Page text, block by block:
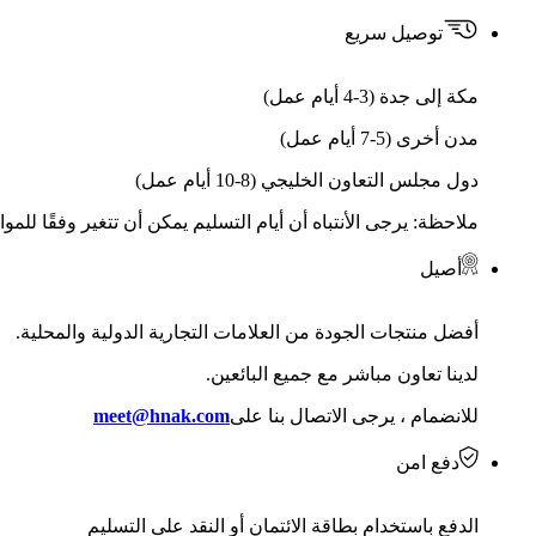
توصيل سريع
مكة إلى جدة (3-4 أيام عمل)
مدن أخرى (5-7 أيام عمل)
دول مجلس التعاون الخليجي (8-10 أيام عمل)
ملاحظة: يرجى الأنتباه أن أيام التسليم يمكن أن تتغير وفقًا
أصيل
أفضل منتجات الجودة من العلامات التجارية الدولية والمحلية.
لدينا تعاون مباشر مع جميع البائعين.
للانضمام ، يرجى الاتصال بنا علىmeet@hnak.com
دفع امن
الدفع باستخدام بطاقة الائتمان أو النقد على التسليم